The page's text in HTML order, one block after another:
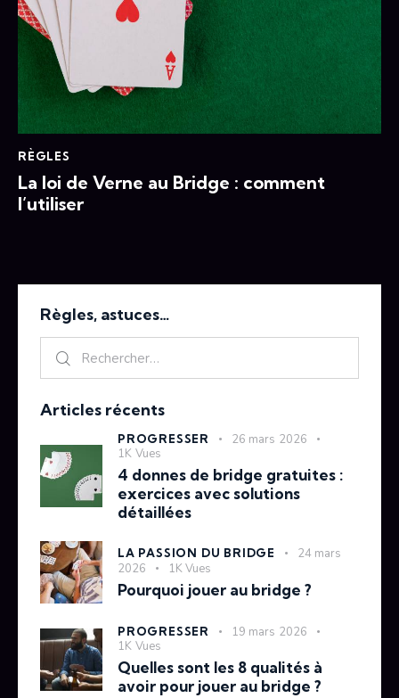
RÈGLES
La loi de Verne au Bridge : comment
l’utiliser
Règles, astuces…
Articles récents
PROGRESSER
26 mars 2026
1K Vues
4 donnes de bridge gratuites :
exercices avec solutions
détaillées
LA PASSION DU BRIDGE
24 mars
2026
1K Vues
Pourquoi jouer au bridge ?
PROGRESSER
19 mars 2026
1K Vues
Quelles sont les 8 qualités à
avoir pour jouer au bridge ?